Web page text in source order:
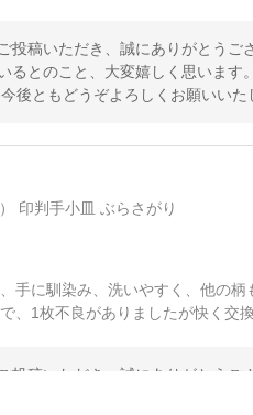
投稿いただき、誠にありがとうご
るとのこと、大変嬉しく思います
後ともどうぞよろしくお願いいた
印判手小皿 ぶらさがり
手に馴染み、洗いやすく、他の
、1枚不良がありましたが快く交
投稿いただき、誠にありがとう